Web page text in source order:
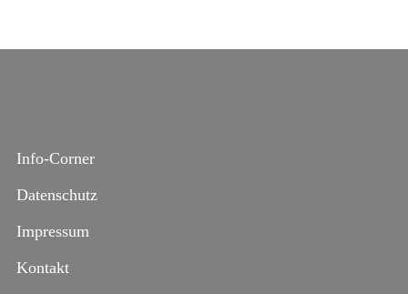
Info-Corner
Datenschutz
Impressum
Kontakt